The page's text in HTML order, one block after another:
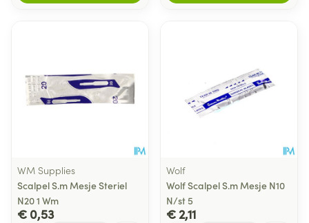
WM Supplies
Scalpel S.m Mesje Steriel
N20 1 Wm
€ 0,53
Wolf
Wolf Scalpel S.m Mesje N10
N/st 5
€ 2,11